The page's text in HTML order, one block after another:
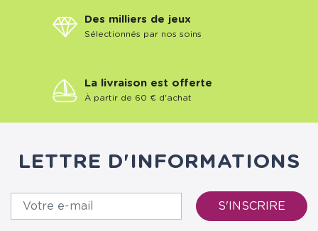
Des milliers de jeux
Sélectionnés par nos soins
La livraison est offerte
À partir de 60 € d'achat
LETTRE D'INFORMATIONS